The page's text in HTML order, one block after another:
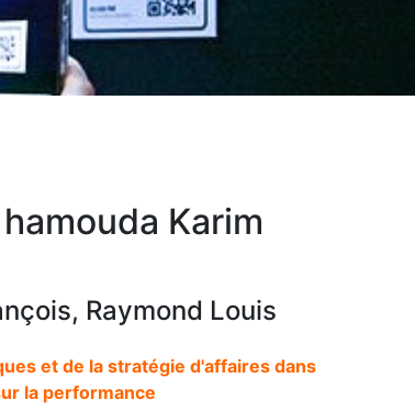
Karim
Raymond Louis
et de la stratégie d'affaires dans
la performance